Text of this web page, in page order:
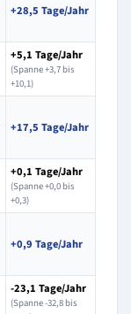
+28,5 Tage/Jahr
+5,1 Tage/Jahr
(Spanne +3,7 bis
+10,1)
+17,5 Tage/Jahr
+0,1 Tage/Jahr
(Spanne +0,0 bis
+0,3)
+0,9 Tage/Jahr
-23,1 Tage/Jahr
(Spanne -32,8 bis